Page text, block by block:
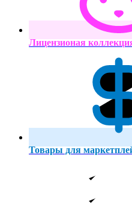
Лицензионая
Товары для